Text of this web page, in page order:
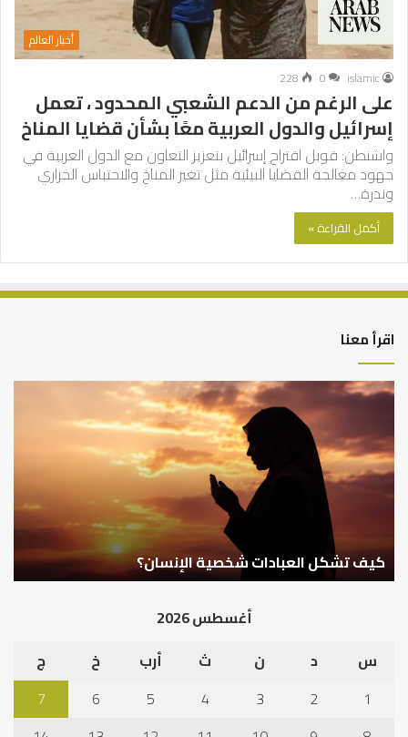
أخبار العالم
islamic
0
228
على الرغم من الدعم الشعبي المحدود ، تعمل
إسرائيل والدول العربية معًا بشأن قضايا المناخ
واشنطن: قوبل اقتراح إسرائيل بتعزيز التعاون مع الدول العربية في
جهود معالجة القضايا البيئية مثل تغير المناخ والاحتباس الحراري
وندرة…
أكمل القراءة »
اقرأ معنا
أهم
استجابة
الدعاء
أهم أسباب عدم استجابة الدعاء
بن
أغسطس 2026
س
د ن ث أرب خ
ج
1
2
3
4
5
6
7